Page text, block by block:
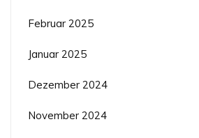
Februar 2025
Januar 2025
Dezember 2024
November 2024